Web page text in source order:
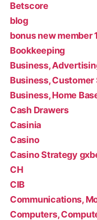
Betscore
blog
bonus new member
Bookkeeping
Business,
Business, Customer
Business, Home
Cash Drawers
Casinia
Casino
Casino Strategy
CH
CIB
Communications,
Computers,